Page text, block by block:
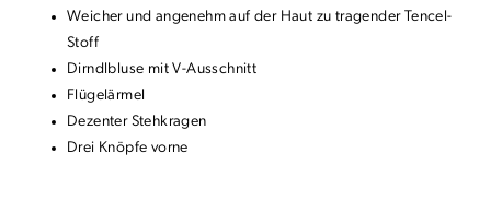
Weicher und angenehm auf der Haut zu tragender Tencel-
Stoff
Dirndlbluse mit V-Ausschnitt
Flügelärmel
Dezenter Stehkragen
Drei Knöpfe vorne